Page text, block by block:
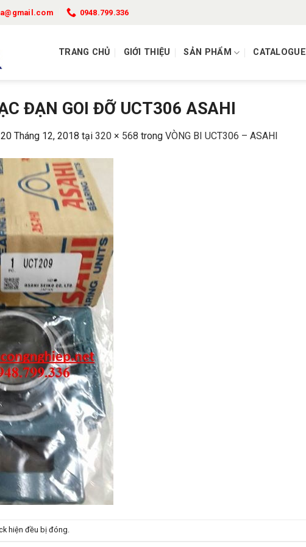
0948.799.336
TRANG CHỦ GIỚI THIỆU SẢN PHẨM CATALOGUE
ĐẠN GOI ĐỠ UCT306 ASAHI
20 Tháng 12, 2018 tại 320 × 568 trong VÒNG BI UCT306 – ASAHI
hiện đều bị đóng.